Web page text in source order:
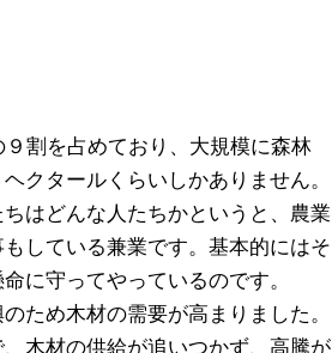
割を占めており、大規模に森林
クタールくらいしかありません。
はどんな人たちかというと、農業
している兼業です。基本的にはそ
に守ってやっているのです。
ため木材の需要が高まりました。
木材の供給が追いつかず、高騰が